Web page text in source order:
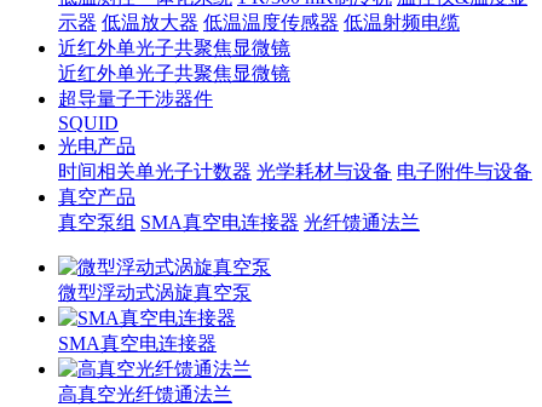
示器 低温放大器 低温温度传感器 低温射频电缆
近红外单光子共聚焦显微镜
近红外单光子共聚焦显微镜
超导量子干涉器件
SQUID
光电产品
时间相关单光子计数器 光学耗材与设备 电子附件与设备
真空产品
真空泵组 SMA真空电连接器 光纤馈通法兰
微型浮动式涡旋真空泵
SMA真空电连接器
高真空光纤馈通法兰